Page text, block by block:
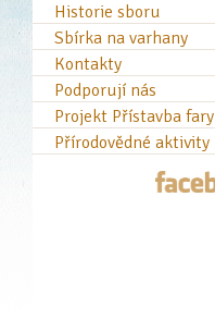
Historie sboru
Sbírka na varhany
Kontakty
Podporují nás
Projekt Přístavba fary
Přírodovědné aktivity